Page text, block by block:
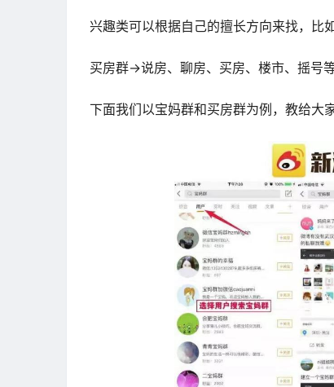
兴趣类可以根据自己的擅长方向来找，比
买房群→说房、聊房、买房、楼市、摇号
下面我们以宝妈群和买房群为例，教给大